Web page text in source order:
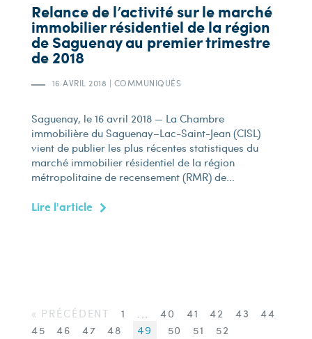
Relance de l’activité sur le marché
immobilier résidentiel de la région
de Saguenay au premier trimestre
de 2018
16 AVRIL 2018 | COMMUNIQUÉS
Saguenay, le 16 avril 2018 — La Chambre
immobilière du Saguenay–Lac-Saint-Jean (CISL)
vient de publier les plus récentes statistiques du
marché immobilier résidentiel de la région
métropolitaine de recensement (RMR) de...
Lire l'article
« PRÉCÉDENT 1 ... 40 41 42 43
44
45
46 47 48 49 50 51
52